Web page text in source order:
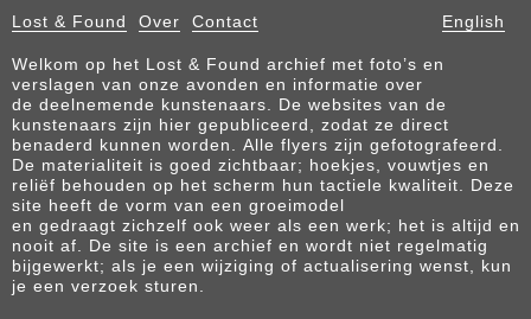
Lost & Found Over Contact English
Welkom op het Lost & Found archief met foto’s en
verslagen van onze avonden en informatie over
de deelnemende kunstenaars. De websites van de
kunstenaars zijn hier gepubliceerd, zodat ze direct
benaderd kunnen worden. Alle flyers zijn gefotografeerd.
De materialiteit is goed zichtbaar; hoekjes, vouwtjes en
reliëf behouden op het scherm hun tactiele kwaliteit. Deze
site heeft de vorm van een groeimodel
en gedraagt zichzelf ook weer als een werk; het is altijd en
nooit af. De site is een archief en wordt niet regelmatig
bijgewerkt; als je een wijziging of actualisering wenst, kun
je een verzoek sturen.